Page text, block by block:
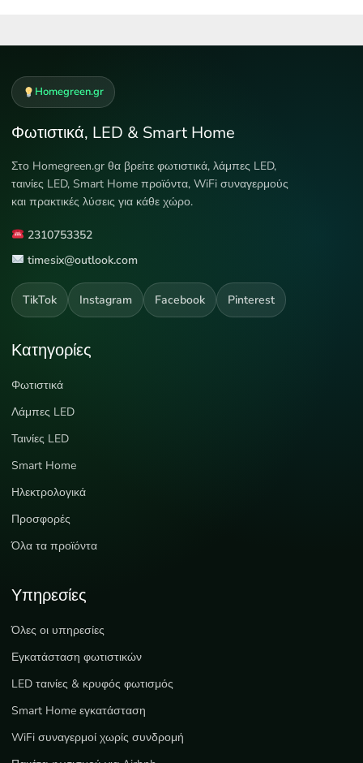
Homegreen.gr
Φωτιστικά, LED & Smart Home
Στο Homegreen.gr θα βρείτε φωτιστικά, λάμπες LED,
ταινίες LED, Smart Home προϊόντα, WiFi συναγερμούς
και πρακτικές λύσεις για κάθε χώρο.
2310753352
timesix@outlook.com
TikTok Instagram Facebook Pinterest
Κατηγορίες
Φωτιστικά
Λάμπες LED
Ταινίες LED
Smart Home
Ηλεκτρολογικά
Προσφορές
Όλα τα προϊόντα
Υπηρεσίες
Όλες οι υπηρεσίες
Εγκατάσταση φωτιστικών
LED ταινίες & κρυφός φωτισμός
Smart Home εγκατάσταση
WiFi συναγερμοί χωρίς συνδρομή